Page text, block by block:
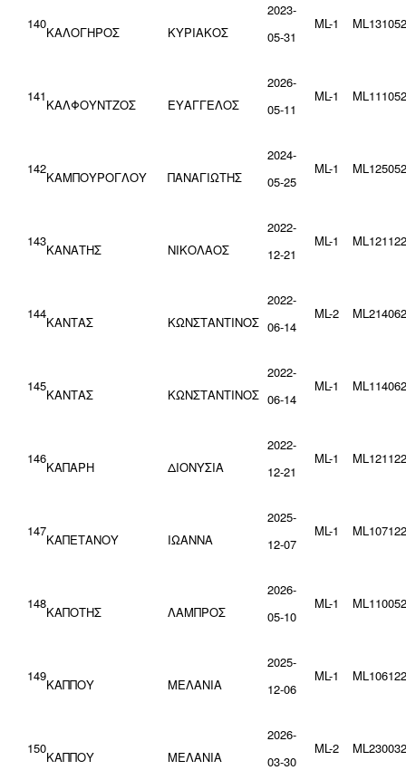
140
ΚΑΛΟΓΗΡΟΣ ΚΥΡΙΑΚΟΣ
2023-
05-31
ML-1
141
ΚΑΛΦΟΥΝΤΖΟΣ ΕΥΑΓΓΕΛΟΣ
2026-
05-11
ML-1
142
ΚΑΜΠΟΥΡΟΓΛΟΥ ΠΑΝΑΓΙΩΤΗΣ
2024-
05-25
ML-1
143
ΚΑΝΑΤΗΣ ΝΙΚΟΛΑΟΣ
2022-
12-21
ML-1
144
ΚΑΝΤΑΣ ΚΩΝΣΤΑΝΤΙΝΟΣ
2022-
06-14
ML-2
145
ΚΑΝΤΑΣ ΚΩΝΣΤΑΝΤΙΝΟΣ
2022-
06-14
ML-1
146
ΚΑΠΑΡΗ ΔΙΟΝΥΣΙΑ
2022-
12-21
ML-1
147
ΚΑΠΕΤΑΝΟΥ ΙΩΑΝΝΑ
2025-
12-07
ML-1
148
ΚΑΠΟΤΗΣ ΛΑΜΠΡΟΣ
2026-
05-10
ML-1
149
ΚΑΠΠΟΥ ΜΕΛΑΝΙΑ
2025-
12-06
ML-1
150
ΚΑΠΠΟΥ ΜΕΛΑΝΙΑ
2026-
03-30
ML-2